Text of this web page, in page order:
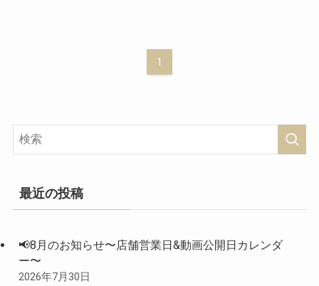
1
最近の投稿
📢8月のお知らせ〜店舗営業日&動画公開日カレンダ
ー〜
2026年7月30日